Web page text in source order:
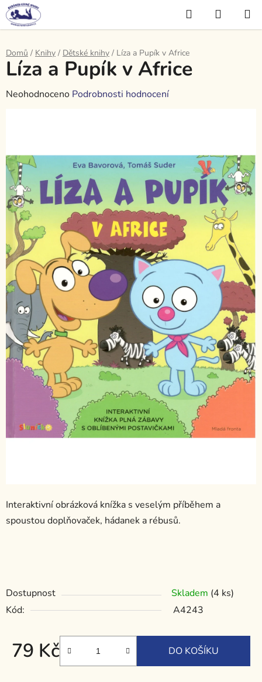
Přejít
na
obsah
Hledat
KOŠÍK
Domů / Knihy / Dětské knihy / Líza a Pupík v Africe
Interaktivní obrázková knížka s veselým příběhem a
spoustou doplňovaček, hádanek a rébusů.
Dostupnost Skladem (4 ks)
Kód:
A4243
79 Kč
Měrná cena:
DO KOŠÍKU
Líza a Pupík v Africe
Průměrné
0,0
z
5
hvězdiček.
Neohodnoceno Podrobnosti hodnocení